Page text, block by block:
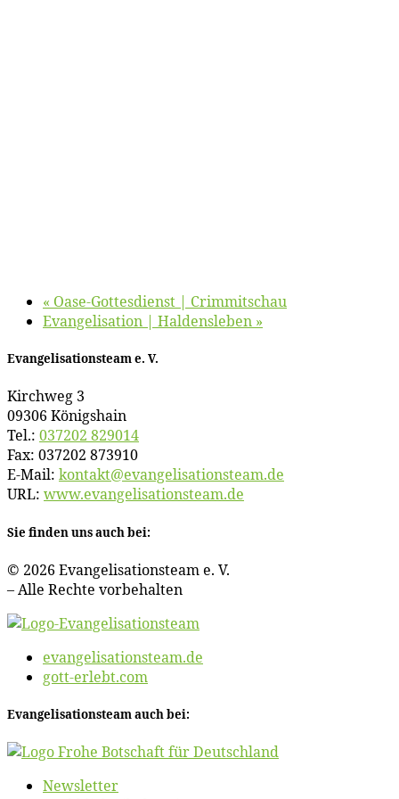
« Oa­se-Got­tes­dienst | Crimmitschau
Evan­ge­li­sa­ti­on | Haldensleben »
Evan­ge­li­sa­ti­ons­team e. V.
Kirch­weg 3
09306 Königshain
Tel.: 037202 829014
Fax: 037202 873910
E‑Mail: kontakt@​evangelisationsteam.​de
URL: www​.evan​ge​li​sa​ti​ons​team​.de
Sie fin­den uns auch bei:
© 2026 Evan­ge­li­sa­ti­ons­team e. V.
– Al­le Rech­te vorbehalten
evangelisationsteam.de
gott-erlebt.com
Evan­ge­li­sa­ti­ons­team auch bei:
News­let­ter